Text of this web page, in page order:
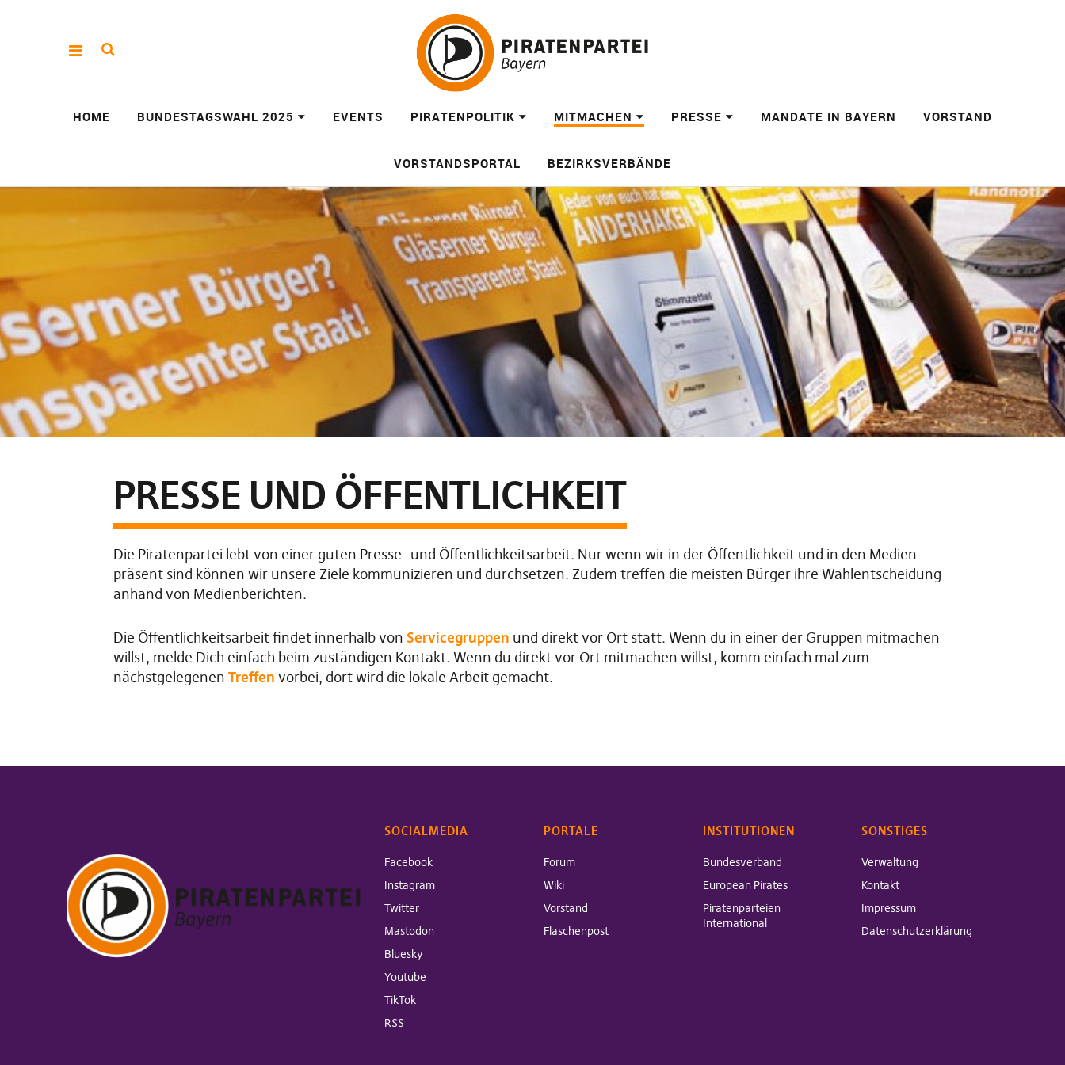
HOME BUNDESTAGSWAHL 2025 EVENTS PIRATENPOLITIK MITMACHEN PRESSE MANDATE IN BAYERN VORSTAND
VORSTANDSPORTAL BEZIRKSVERBÄNDE
PRESSE UND ÖFFENTLICHKEIT
Die Piratenpartei lebt von einer guten Presse- und Öffentlichkeitsarbeit. Nur wenn wir in der Öffentlichkeit und in den Medien
präsent sind können wir unsere Ziele kommunizieren und durchsetzen. Zudem treffen die meisten Bürger ihre Wahlentscheidung
anhand von Medienberichten.
Die Öffentlichkeitsarbeit findet innerhalb von Servicegruppen und direkt vor Ort statt. Wenn du in einer der Gruppen mitmachen
willst, melde Dich einfach beim zuständigen Kontakt. Wenn du direkt vor Ort mitmachen willst, komm einfach mal zum
nächstgelegenen Treffen vorbei, dort wird die lokale Arbeit gemacht.
SOCIALMEDIA
Facebook
Instagram
Twitter
Mastodon
Bluesky
Youtube
TikTok
RSS
PORTALE
Forum
Wiki
Vorstand
Flaschenpost
INSTITUTIONEN
Bundesverband
European Pirates
Piratenparteien
International
SONSTIGES
Verwaltung
Kontakt
Impressum
Datenschutzerklärung